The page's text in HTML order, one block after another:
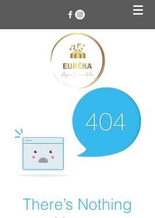
There’s Nothing